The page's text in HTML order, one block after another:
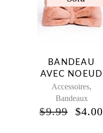
BANDEAU
AVEC NOEUD
Accessoires,
Bandeaux
$9.99 $4.00